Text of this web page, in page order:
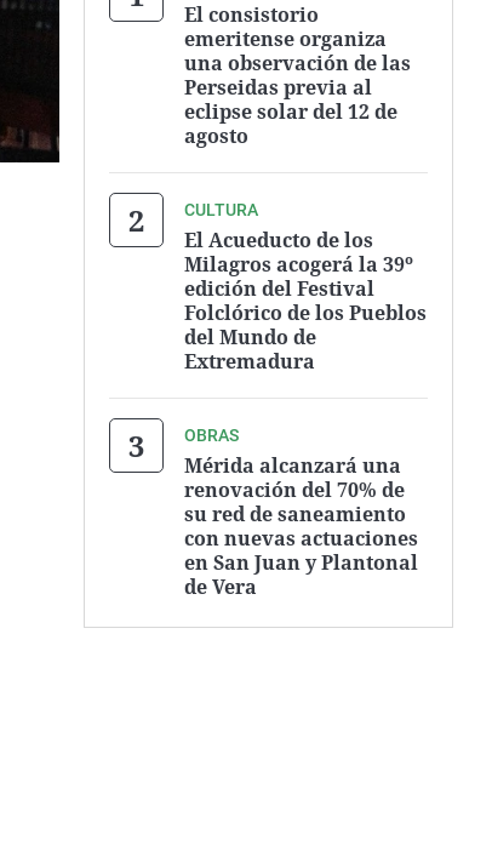
El consistorio
emeritense organiza
una observación de las
Perseidas previa al
eclipse solar del 12 de
agosto
CULTURA
El Acueducto de los
Milagros acogerá la 39º
edición del Festival
Folclórico de los Pueblos
del Mundo de
Extremadura
OBRAS
Mérida alcanzará una
renovación del 70% de
su red de saneamiento
con nuevas actuaciones
en San Juan y Plantonal
de Vera